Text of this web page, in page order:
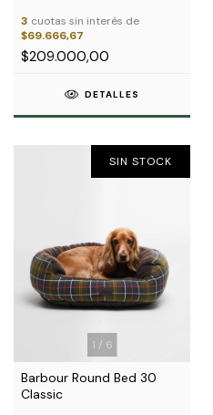
3 cuotas sin interés de
$69.666,67
$209.000,00
DETALLES
1 / 6
SIN STOCK
Barbour Round Bed 30
Classic